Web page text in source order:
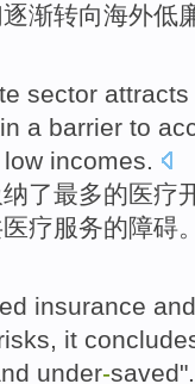
逐渐转向海外低
sector attracts
a barrier to
low incomes.
了最多的医疗
医疗服务的障碍
insurance and
, it
under-saved".